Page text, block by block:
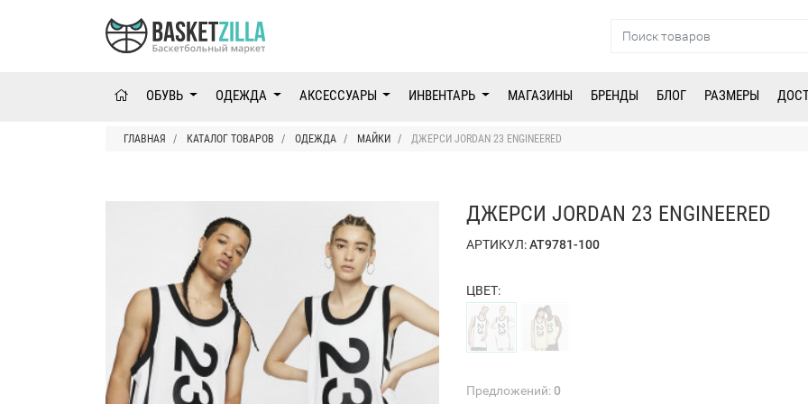
ОБУВЬ ОДЕЖДА АКСЕССУАРЫ ИНВЕНТАРЬ МАГАЗИНЫ БРЕНДЫ БЛОГ РАЗМЕРЫ
ГЛАВНАЯ КАТАЛОГ ТОВАРОВ ОДЕЖДА МАЙКИ ДЖЕРСИ JORDAN 23 ENGINEERED
ДЖЕРСИ JORDAN 23 ENGINEERED
АРТИКУЛ:AT9781-100
ЦВЕТ:
Предложений:0